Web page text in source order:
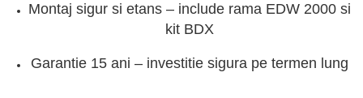
Montaj sigur si etans – include rama EDW 2000 si
kit BDX
Garantie 15 ani – investitie sigura pe termen lung